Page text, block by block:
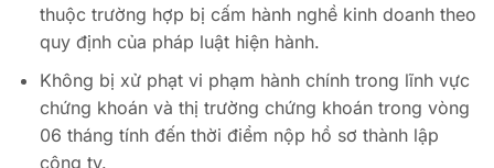
thuộc trường hợp bị cấm hành nghề kinh doanh theo
quy định của pháp luật hiện hành.
Không bị xử phạt vi phạm hành chính trong lĩnh vực
chứng khoán và thị trường chứng khoán trong vòng
06 tháng tính đến thời điểm nộp hồ sơ thành lập
công ty.